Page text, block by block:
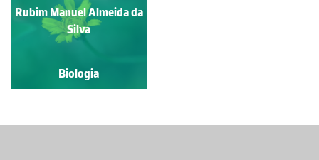
Rubim Manuel Almeida da
Silva
Biologia